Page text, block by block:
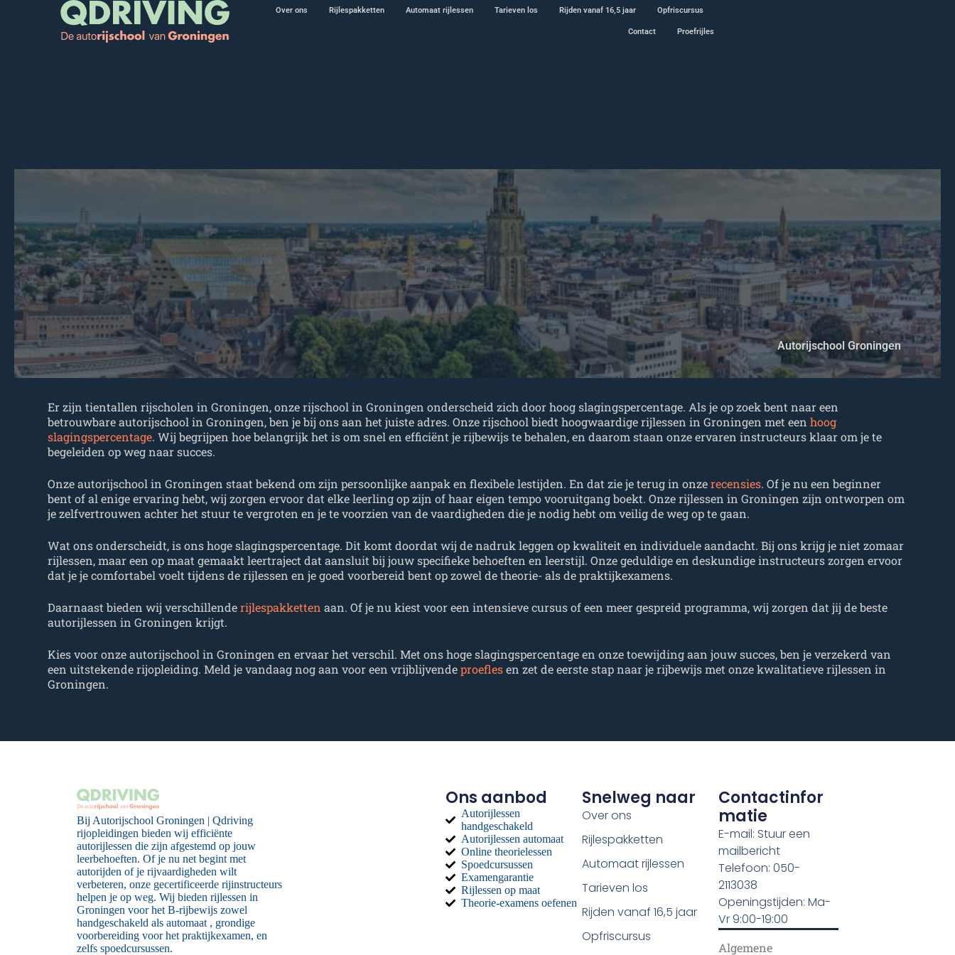
Over ons Rijlespakketten Automaat rijlessen Tarieven los Rijden vanaf 16,5 jaar Opfriscursus
Contact Proefrijles
Autorijschool Groningen
Er zijn tientallen rijscholen in Groningen, onze rijschool in Groningen onderscheid zich door hoog slagingspercentage. Als je op zoek bent naar een
betrouwbare autorijschool in Groningen, ben je bij ons aan het juiste adres. Onze rijschool biedt hoogwaardige rijlessen in Groningen met eenhoog
slagingspercentage. Wij begrijpen hoe belangrijk het is om snel en efficiënt je rijbewijs te behalen, en daarom staan onze ervaren instructeurs klaar om je te
begeleiden op weg naar succes.
Onze autorijschool in Groningen staat bekend om zijn persoonlijke aanpak en flexibele lestijden. En dat zie je terug in onzerecensies. Of je nu een beginner
bent of al enige ervaring hebt, wij zorgen ervoor dat elke leerling op zijn of haar eigen tempo vooruitgang boekt. Onze rijlessen in Groningen zijn ontworpen om
je zelfvertrouwen achter het stuur te vergroten en je te voorzien van de vaardigheden die je nodig hebt om veilig de weg op te gaan.
Wat ons onderscheidt, is ons hoge slagingspercentage. Dit komt doordat wij de nadruk leggen op kwaliteit en individuele aandacht. Bij ons krijg je niet zomaar
rijlessen, maar een op maat gemaakt leertraject dat aansluit bij jouw specifieke behoeften en leerstijl. Onze geduldige en deskundige instructeurs zorgen ervoor
dat je je comfortabel voelt tijdens de rijlessen en je goed voorbereid bent op zowel de theorie- als de praktijkexamens.
Daarnaast bieden wij verschillenderijlespakketten aan. Of je nu kiest voor een intensieve cursus of een meer gespreid programma, wij zorgen dat jij de beste
autorijlessen in Groningen krijgt.
Kies voor onze autorijschool in Groningen en ervaar het verschil. Met ons hoge slagingspercentage en onze toewijding aan jouw succes, ben je verzekerd van
een uitstekende rijopleiding. Meld je vandaag nog aan voor een vrijblijvendeproeflesen zet de eerste stap naar je rijbewijs met onze kwalitatieve rijlessen in
Groningen.
Bij Autorijschool Groningen | Qdriving
rijopleidingen bieden wij efficiënte
autorijlessen die zijn afgestemd op jouw
leerbehoeften. Of je nu net begint met
autorijden of je rijvaardigheden wilt
verbeteren, onze gecertificeerde rijinstructeurs
helpen je op weg. Wij bieden rijlessen in
Groningen voor het B-rijbewijs zowel
handgeschakeld als automaat , grondige
voorbereiding voor het praktijkexamen, en
zelfs spoedcursussen.
Ons aanbod
Autorijlessen
handgeschakeld
Autorijlessen automaat
Online theorielessen
Spoedcursussen
Examengarantie
Rijlessen op maat
Theorie-examens oefenen
Snelweg naar
Over ons
Rijlespakketten
Automaat rijlessen
Tarieven los
Rijden vanaf 16,5 jaar
Opfriscursus
Contactinfor
Matie
E-mail: Stuur een
mailbericht
Telefoon: 050-
2113038
Openingstijden: Ma-
Vr 9:00-19:00
Algemene